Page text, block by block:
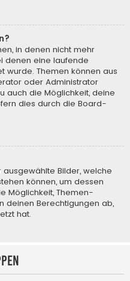
in denen nicht mehr
denen eine laufende
wurde. Themen können aus
oder Administrator
auch die Möglichkeit, deine
dies durch die Board-
Bilder, welche
können, um dessen
Möglichkeit, Themen-
deinen Berechtigungen ab,
hat.